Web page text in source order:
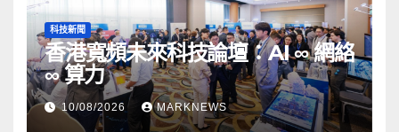
科技新聞
香港寬頻未來科技論壇：AI ∞ 網絡
∞ 算力
10/08/2026 MARKNEWS